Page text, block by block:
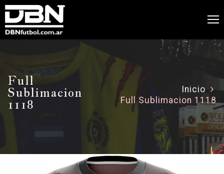
Full
Sublimacion
1118
Inicio
Full Sublimacion 1118